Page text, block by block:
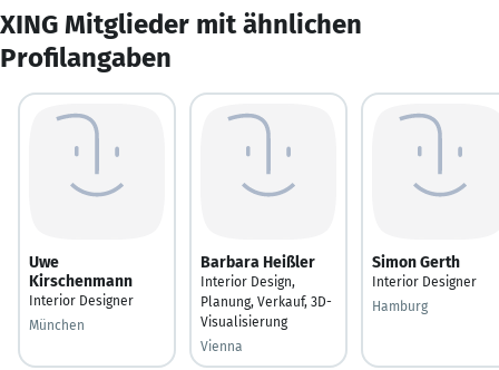
XING Mitglieder mit ähnlichen
Profilangaben
Uwe
Kirschenmann
Interior Designer
München
Barbara Heißler
Interior Design,
Planung, Verkauf, 3D-
Visualisierung
Vienna
Simon Gerth
Interior Designer
Hamburg